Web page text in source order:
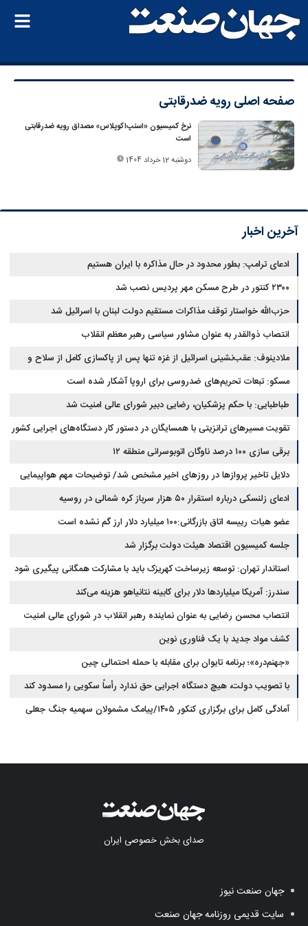
صفحه اصلی رویه ضدرقابتی
نرخ کمیسیون «اسنپ‌اکوپلاس» مصداق رویه ضدرقابتی
است
دوشنبه 12 خرداد 1404
آخرین اخبار
ادعای ترامپ: بطور محدود در حال مذاکره با ایران هستیم
۲۳۰۰ کنتور در طرح مسکن مهر پردیس نصب شد
حزب‌الله خواستار توقف مذاکرات مستقیم دولت لبنان با اسرائیل شد
انتصاب ذوالقدر به عنوان مشاور سیاسی رهبر معظم انقلاب
ملادینوف: عقب‌نشینی اسرائیل از غزه تنها پس از پاکسازی کامل از سلاح و
تونل‌ها انجام می‌شود
مسکو: تبعات تحریم‌های ضدروسی برای اروپا آشکار شده است
طباطبایی: با حکم پزشکیان، رضایی دبیر شورای عالی امنیت شد
تقویت مسیرهای ترانزیتی با همسایگان در دستور کار دستگاه‌های اجرایی کشور
برقی سازی ۱۰۰ درصد ناوگان اتوبوسرانی منطقه ۱۲
دلایل تاخیر پروازها در روزهای اخیر مشخص شد/ توضیحات مهم هواپیمایی
کشوری
ادعای زلنسکی درباره استقرار ۵۰ هزار سرباز کره شمالی در روسیه
عضو هیات رییسه اتاق بازرگانی:۱۰۰ میلیارد دلار ارز گم نشده است
جلسه کمیسیون اقتصاد هیئت دولت برگزار شد
استاندار تهران: توسعه زیرساخت‌ کهریزک باید با مشارکت همگانی پیگیری شود
سندرز: آمریکا میلیاردها دلار برای کابینه نتانیاهو هزینه می‌کند
انتصاب محسن رضایی به عنوان نماینده رهبر انقلاب در شورای عالی امنیت
ملی
کشف مواد جدید با یک فناوری نوین
«جهنم‌دره»؛ برنامه تایوان برای مقابله با حمله احتمالی چین
با تصویب دولت، هیچ دستگاه اجرایی حق ندارد رأساً سکویی را مسدود کند
آمادگی کامل برای برگزاری کنکور ۱۴۰۵/پیامک مشمولان سهمیه جنگ جعلی
صدای بخش خصوصی ایران
جهان صنعت نیوز
سایت قدیمی روزنامه جهان صنعت